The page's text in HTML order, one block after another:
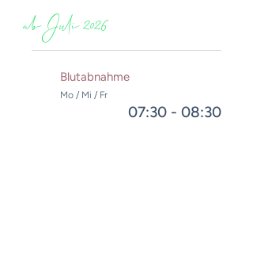
ab Juli 2026
Blutabnahme
Mo / Mi / Fr
07:30 - 08:30